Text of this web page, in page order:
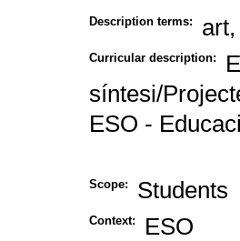
Description terms:
Curricular description:
síntesi/
ESO -
Scope: Students
Context: ESO